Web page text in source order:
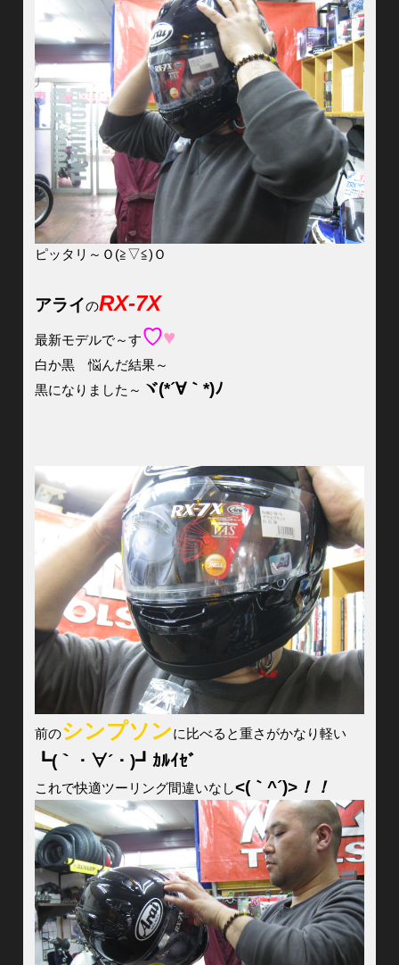
ピッタリ～Ｏ(≧▽≦)Ｏ
アライのRX-7X
最新モデルで～す♡♥
白か黒 悩んだ結果～
黒になりました～ ヾ(*´∀｀*)ﾉ
前のシンプソンに比べると重さがかなり軽い
┗(｀・∀´・)┛ｶﾙｲｾﾞ
これで快適ツーリング間違いなし<(｀^´)>！！